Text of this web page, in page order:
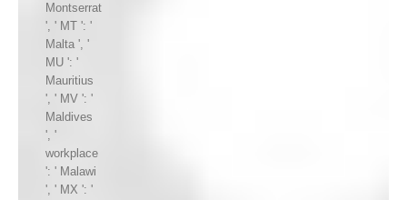
Montserrat
', ' MT ': '
Malta ', '
MU ': '
Mauritius
', ' MV ': '
Maldives
', '
workplace
': ' Malawi
', ' MX ': '